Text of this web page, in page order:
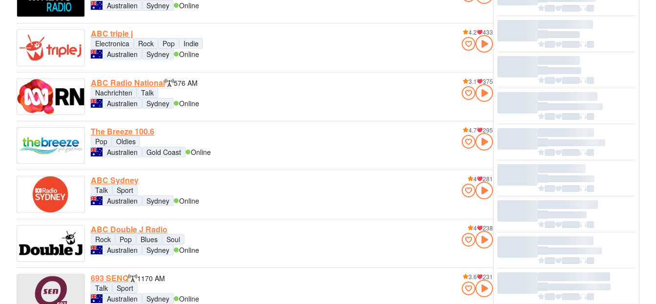
Australien
Sydney Online
ABC triple j
Electronica Rock Pop
Indie
Australien
Sydney Online
4.2 433
ABC Radio National
576 AM
Nachrichten
Talk
Australien
Sydney Online
3.1 375
The Breeze 100.6
Pop
Oldies
Australien
Gold Coast Online
4.7 295
ABC Sydney
Talk
Sport
Australien
Sydney Online
4 281
ABC Double J Radio
Rock Pop Blues
Soul
Australien
Sydney Online
4 238
693 SENQ
1170 AM
Talk
Sport
Australien
Sydney Online
3.6 231